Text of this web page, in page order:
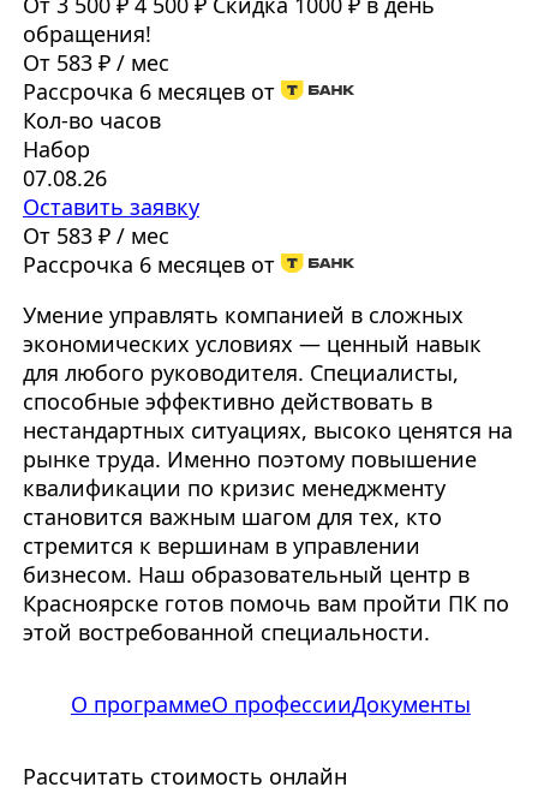
обращения!
От 583 ₽ / мес
Рассрочка 6 месяцев от
Кол-во часов
Набор
07.08.26
Оставить заявку
От 583 ₽ / мес
Рассрочка 6 месяцев от
Умение управлять компанией в сложных
экономических условиях — ценный навык
для любого руководителя. Специалисты,
способные эффективно действовать в
нестандартных ситуациях, высоко ценятся на
рынке труда. Именно поэтому повышение
квалификации по кризис менеджменту
становится важным шагом для тех, кто
стремится к вершинам в управлении
бизнесом. Наш образовательный центр в
Красноярске готов помочь вам пройти ПК по
этой востребованной специальности.
О программеО профессииДокументы
Рассчитать стоимость онлайн